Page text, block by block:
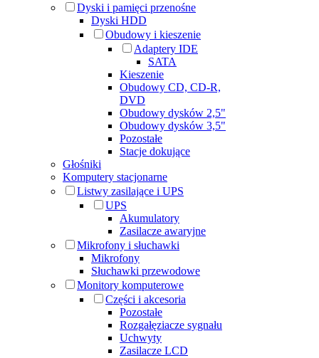
Dyski i pamięci przenośne
Dyski HDD
Obudowy i kieszenie
Adaptery IDE
SATA
Kieszenie
Obudowy CD, CD-R,
DVD
Obudowy dysków 2,5"
Obudowy dysków 3,5"
Pozostałe
Stacje dokujące
Głośniki
Komputery stacjonarne
Listwy zasilające i UPS
UPS
Akumulatory
Zasilacze awaryjne
Mikrofony i słuchawki
Mikrofony
Słuchawki przewodowe
Monitory komputerowe
Części i akcesoria
Pozostałe
Rozgałęziacze sygnału
Uchwyty
Zasilacze LCD